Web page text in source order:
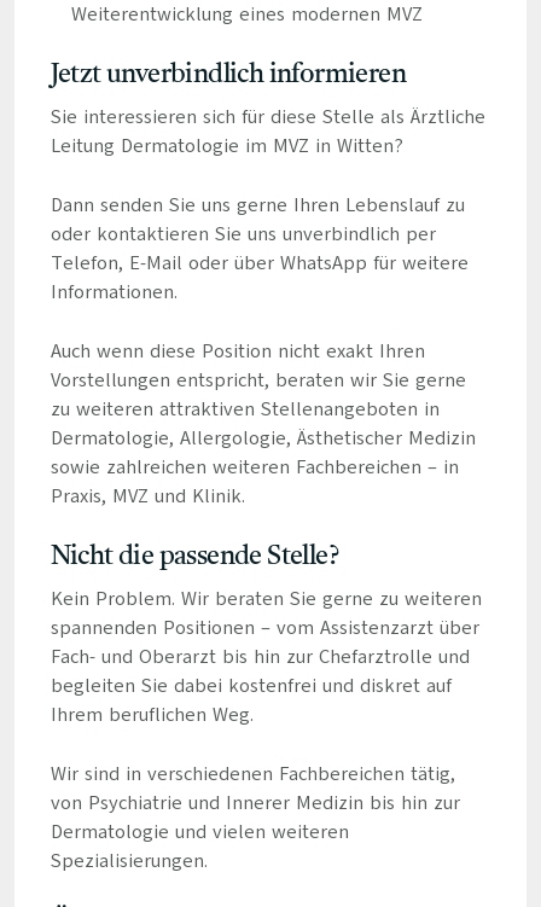
Weiterentwicklung eines modernen MVZ
Jetzt unverbindlich informieren
Sie interessieren sich für diese Stelle als Ärztliche
Leitung Dermatologie im MVZ in Witten?
Dann senden Sie uns gerne Ihren Lebenslauf zu
oder kontaktieren Sie uns unverbindlich per
Telefon, E-Mail oder über WhatsApp für weitere
Informationen.
Auch wenn diese Position nicht exakt Ihren
Vorstellungen entspricht, beraten wir Sie gerne
zu weiteren attraktiven Stellenangeboten in
Dermatologie, Allergologie, Ästhetischer Medizin
sowie zahlreichen weiteren Fachbereichen – in
Praxis, MVZ und Klinik.
Nicht die passende Stelle?
Kein Problem. Wir beraten Sie gerne zu weiteren
spannenden Positionen – vom Assistenzarzt über
Fach- und Oberarzt bis hin zur Chefarztrolle und
begleiten Sie dabei kostenfrei und diskret auf
Ihrem beruflichen Weg.
Wir sind in verschiedenen Fachbereichen tätig,
von Psychiatrie und Innerer Medizin bis hin zur
Dermatologie und vielen weiteren
Spezialisierungen.